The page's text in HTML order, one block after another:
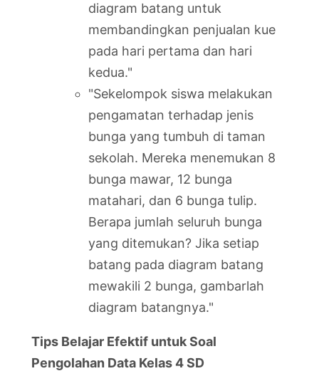
diagram batang untuk
membandingkan penjualan kue
pada hari pertama dan hari
kedua."
"Sekelompok siswa melakukan
pengamatan terhadap jenis
bunga yang tumbuh di taman
sekolah. Mereka menemukan 8
bunga mawar, 12 bunga
matahari, dan 6 bunga tulip.
Berapa jumlah seluruh bunga
yang ditemukan? Jika setiap
batang pada diagram batang
mewakili 2 bunga, gambarlah
diagram batangnya."
Tips Belajar Efektif untuk Soal
Pengolahan Data Kelas 4 SD